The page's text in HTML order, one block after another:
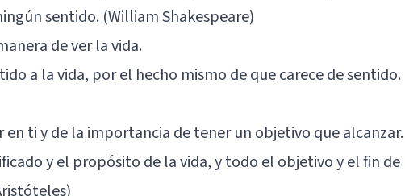
sentido. (William Shakespeare)
de ver la vida.
a la vida, por el hecho mismo de que carece de sentido.
en ti y de la importancia de tener un objetivo que alcanzar.
y el propósito de la vida, y todo el objetivo y el fin de